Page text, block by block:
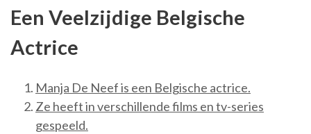
Een Veelzijdige Belgische
Actrice
Manja De Neef is een Belgische actrice.
Ze heeft in verschillende films en tv-series
gespeeld.